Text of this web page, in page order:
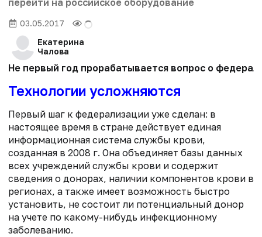
перейти на российское оборудование
03.05.2017
Екатерина
Чалова
Не первый год прорабатывается вопрос о
Технологии усложняются
Первый шаг к федерализации уже сделан: в
настоящее время в стране действует единая
информационная система службы крови,
созданная в 2008 г. Она объединяет базы данных
всех учреждений службы крови и содержит
сведения о донорах, наличии компонентов крови в
регионах, а также имеет возможность быстро
установить, не состоит ли потенциальный донор
на учете по какому-нибудь инфекционному
заболеванию.